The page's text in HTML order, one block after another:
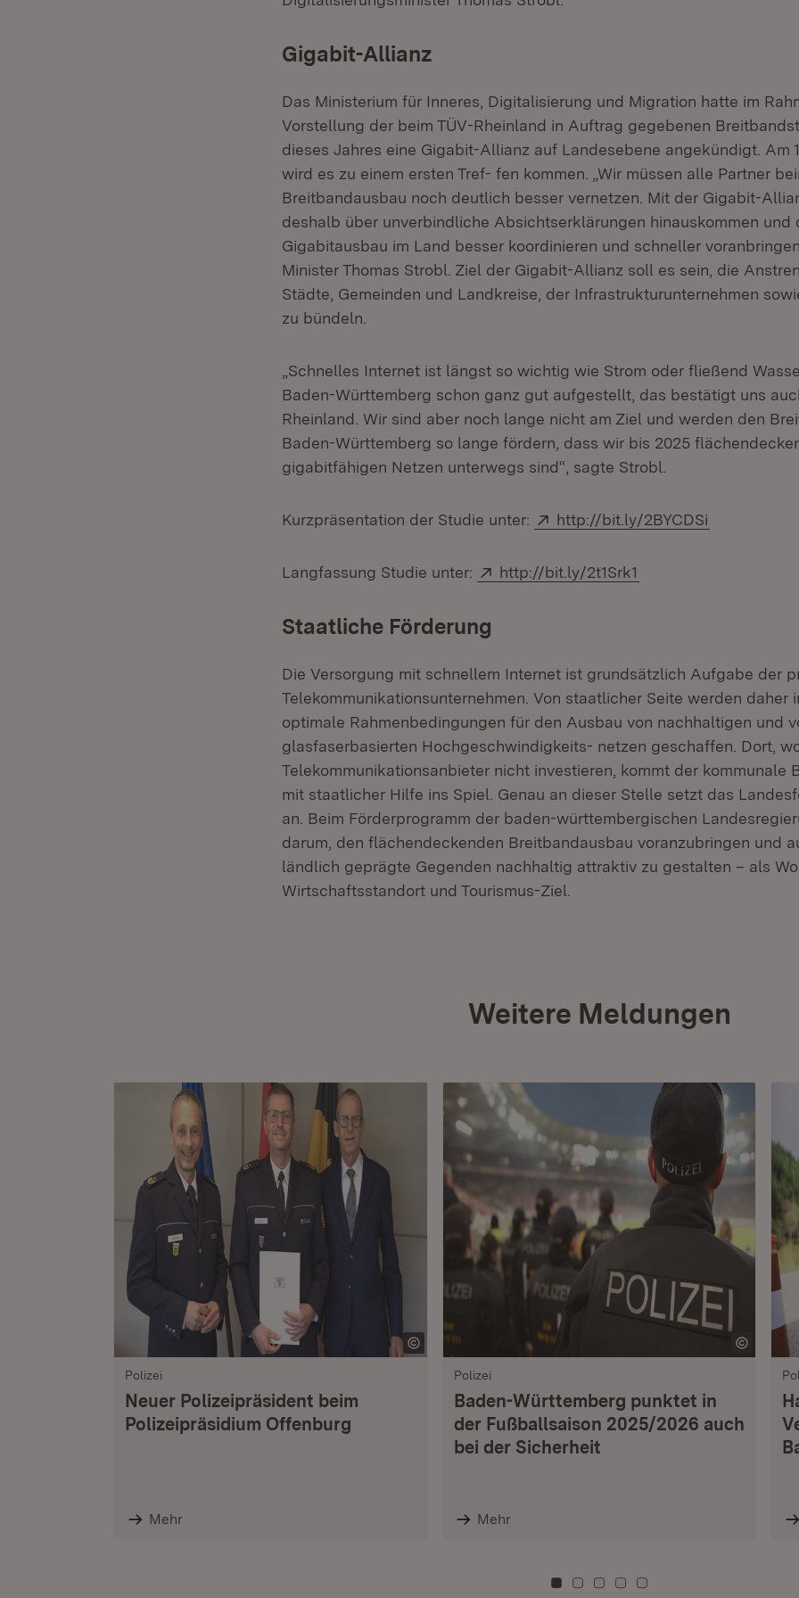
Gigabit-Allianz
Das Ministerium für Inneres, Digitalisierung und Migration hatte im
Vorstellung der beim TÜV-Rheinland in Auftrag gegebenen
dieses Jahres eine Gigabit-Allianz auf Landesebene angekündigt. Am
wird es zu einem ersten Tref- fen kommen. „Wir müssen alle Partner
Breitbandausbau noch deutlich besser vernetzen. Mit der Gigabit-
deshalb über unverbindliche Absichtserklärungen hinauskommen und
Gigabitausbau im Land besser koordinieren und schneller
Minister Thomas Strobl. Ziel der Gigabit-Allianz soll es sein, die
Städte, Gemeinden und Landkreise, der Infrastrukturunternehmen
zu bündeln.
„Schnelles Internet ist längst so wichtig wie Strom oder fließend
Baden-Württemberg schon ganz gut aufgestellt, das bestätigt uns
Rheinland. Wir sind aber noch lange nicht am Ziel und werden den
Baden-Württemberg so lange fördern, dass wir bis 2025
gigabitfähigen Netzen unterwegs sind“, sagte Strobl.
Kurzpräsentation der Studie unter: Extern:
http://bit.ly/2BYCDSi
Langfassung Studie unter: Extern:
http://bit.ly/2t1Srk1
Staatliche Förderung
Die Versorgung mit schnellem Internet ist grundsätzlich Aufgabe der
Telekommunikationsunternehmen. Von staatlicher Seite werden daher
optimale Rahmenbedingungen für den Ausbau von nachhaltigen und
glasfaserbasierten Hochgeschwindigkeits- netzen geschaffen. Dort,
Telekommunikationsanbieter nicht investieren, kommt der kommunale
mit staatlicher Hilfe ins Spiel. Genau an dieser Stelle setzt das
an. Beim Förderprogramm der baden-württembergischen
darum, den flächendeckenden Breitbandausbau voranzubringen und
ländlich geprägte Gegenden nachhaltig attraktiv zu gestalten – als
Wirtschaftsstandort und Tourismus-Ziel.
Weitere Meldungen
Polizei
Neuer Polizeipräsident beim
Polizeipräsidium Offenburg
Mehr
Polizei
Baden-Württemberg punktet in
der Fußballsaison 2025/2026 auch
bei der Sicherheit
Mehr
Zu Kachel: 0
Zu Kachel: 3
Zu Kachel: 6
Zu Kachel: 9
Zu Kachel: 12